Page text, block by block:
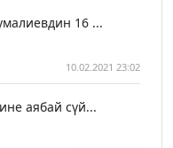
16 ...
10.02.2021 23:02
аябай сүй...